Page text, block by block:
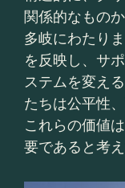
関係的なもの
多岐にわたり
を反映し、サ
ステムを変え
たちは公平性
これらの価値
要であると考え